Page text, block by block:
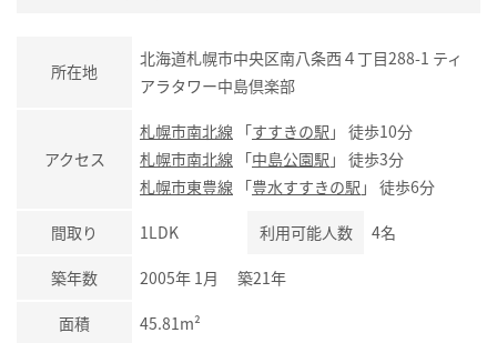
所在地
北海道札幌市中央区南八条西４丁目288-1 ティ
アラタワー中島倶楽部
アクセス
札幌市南北線 「すすきの駅 」 徒歩10分
札幌市南北線 「中島公園駅 」 徒歩3分
札幌市東豊線 「豊水すすきの駅 」 徒歩6分
間取り 1LDK 利用可能人数 4名
築年数 2005年 1月 築21年
面積 45.81m²